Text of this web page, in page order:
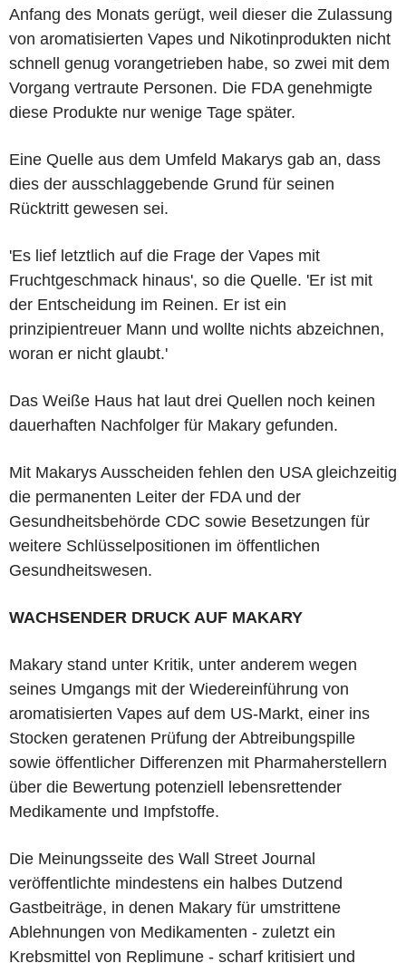
Anfang des Monats gerügt, weil dieser die Zulassung
von aromatisierten Vapes und Nikotinprodukten nicht
schnell genug vorangetrieben habe, so zwei mit dem
Vorgang vertraute Personen. Die FDA genehmigte
diese Produkte nur wenige Tage später.
Eine Quelle aus dem Umfeld Makarys gab an, dass
dies der ausschlaggebende Grund für seinen
Rücktritt gewesen sei.
'Es lief letztlich auf die Frage der Vapes mit
Fruchtgeschmack hinaus', so die Quelle. 'Er ist mit
der Entscheidung im Reinen. Er ist ein
prinzipientreuer Mann und wollte nichts abzeichnen,
woran er nicht glaubt.'
Das Weiße Haus hat laut drei Quellen noch keinen
dauerhaften Nachfolger für Makary gefunden.
Mit Makarys Ausscheiden fehlen den USA gleichzeitig
die permanenten Leiter der FDA und der
Gesundheitsbehörde CDC sowie Besetzungen für
weitere Schlüsselpositionen im öffentlichen
Gesundheitswesen.
WACHSENDER DRUCK AUF MAKARY
Makary stand unter Kritik, unter anderem wegen
seines Umgangs mit der Wiedereinführung von
aromatisierten Vapes auf dem US-Markt, einer ins
Stocken geratenen Prüfung der Abtreibungspille
sowie öffentlicher Differenzen mit Pharmaherstellern
über die Bewertung potenziell lebensrettender
Medikamente und Impfstoffe.
Die Meinungsseite des Wall Street Journal
veröffentlichte mindestens ein halbes Dutzend
Gastbeiträge, in denen Makary für umstrittene
Ablehnungen von Medikamenten - zuletzt ein
Krebsmittel von Replimune - scharf kritisiert und